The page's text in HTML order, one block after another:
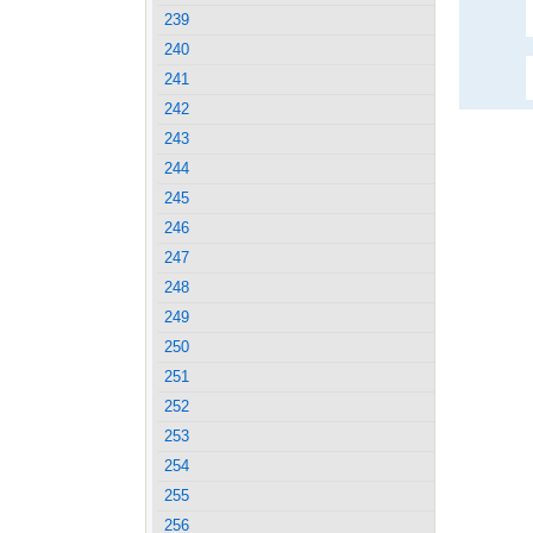
239
240
241
242
243
244
245
246
247
248
249
250
251
252
253
254
255
256